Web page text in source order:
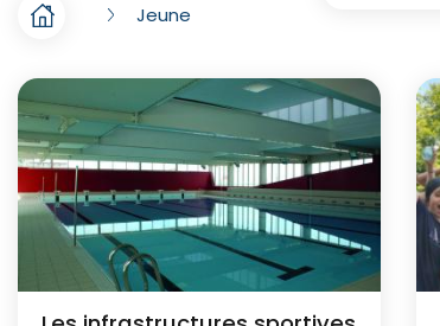
F
i
l
d
'
r
Accueil Jeune